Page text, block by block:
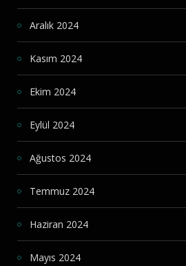
Aralık 2024
Kasım 2024
Ekim 2024
Eylül 2024
Ağustos 2024
Temmuz 2024
Haziran 2024
Mayıs 2024